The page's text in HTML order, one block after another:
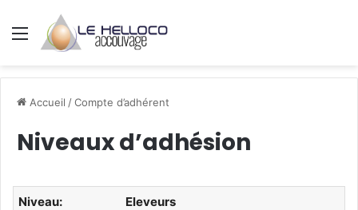
Menu
Accueil /Compte d’adhérent
Niveaux d’adhésion
Eleveurs